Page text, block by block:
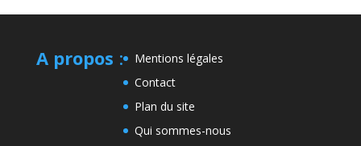
A propos :
Mentions légales
Contact
Plan du site
Qui sommes-nous